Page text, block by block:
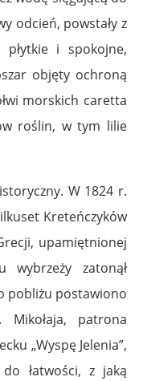
odcień, powstały z
i spokojne,
objęty ochroną
morskich caretta
roślin, w tym lilie
W 1824 r.
Kreteńczyków
upamiętnionej
zatonął
pobliżu postawiono
patrona
„Wyspę Jelenia”,
łatwości, z jaką